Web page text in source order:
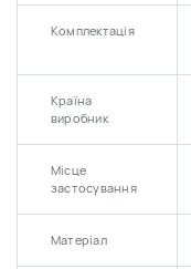
Комплектація
Країна
виробник
Місце
застосування
Матеріал